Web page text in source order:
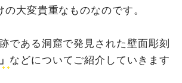
大変貴重なものなのです。
である洞窟で発見された壁面彫刻
などについてご紹介していきます